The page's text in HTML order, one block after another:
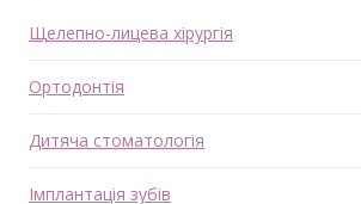
Щелепно-лицева хірургія
Ортодонтія
Дитяча стоматологія
Імплантація зубів